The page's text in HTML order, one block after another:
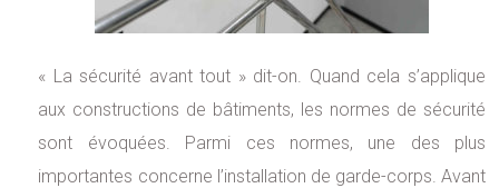
« La sécurité avant tout » dit-on. Quand cela s’applique
aux constructions de bâtiments, les normes de sécurité
sont évoquées. Parmi ces normes, une des plus
importantes concerne l’installation de garde-corps. Avant